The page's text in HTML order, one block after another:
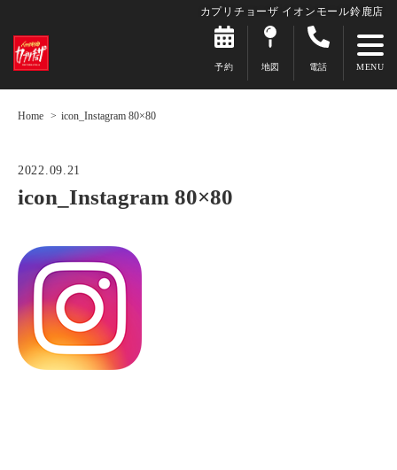
カプリチョーザ イオンモール鈴鹿店
予約 地図 電話
Home icon_Instagram 80×80
2022.09.21
icon_Instagram 80×80